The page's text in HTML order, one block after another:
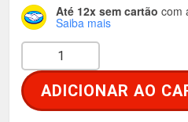
n
l
é
R
Até 12x sem cartão com
Saiba mais
u
r
ADICIONAR AO